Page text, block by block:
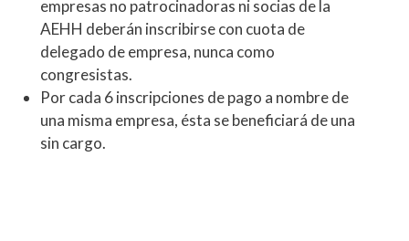
empresas no patrocinadoras ni socias de la
AEHH deberán inscribirse con cuota de
delegado de empresa, nunca como
congresistas.
Por cada 6 inscripciones de pago a nombre de
una misma empresa, ésta se beneficiará de una
sin cargo.